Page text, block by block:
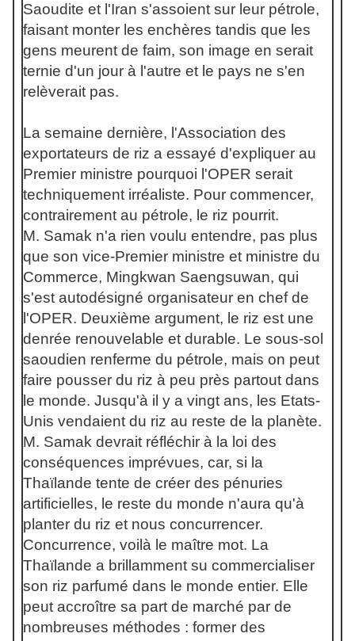
Saoudite et l'Iran s'assoient sur leur pétrole,
faisant monter les enchères tandis que les
gens meurent de faim, son image en serait
ternie d'un jour à l'autre et le pays ne s'en
relèverait pas.
La semaine dernière, l'Association des
exportateurs de riz a essayé d'expliquer au
Premier ministre pourquoi l'OPER serait
techniquement irréaliste. Pour commencer,
contrairement au pétrole, le riz pourrit.
M. Samak n'a rien voulu entendre, pas plus
que son vice-Premier ministre et ministre du
Commerce, Mingkwan Saengsuwan, qui
s'est autodésigné organisateur en chef de
l'OPER. Deuxième argument, le riz est une
denrée renouvelable et durable. Le sous-sol
saoudien renferme du pétrole, mais on peut
faire pousser du riz à peu près partout dans
le monde. Jusqu'à il y a vingt ans, les Etats-
Unis vendaient du riz au reste de la planète.
M. Samak devrait réfléchir à la loi des
conséquences imprévues, car, si la
Thaïlande tente de créer des pénuries
artificielles, le reste du monde n'aura qu'à
planter du riz et nous concurrencer.
Concurrence, voilà le maître mot. La
Thaïlande a brillamment su commercialiser
son riz parfumé dans le monde entier. Elle
peut accroître sa part de marché par de
nombreuses méthodes : former des